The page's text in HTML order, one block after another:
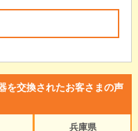
を交換されたお客さまの声
兵庫県